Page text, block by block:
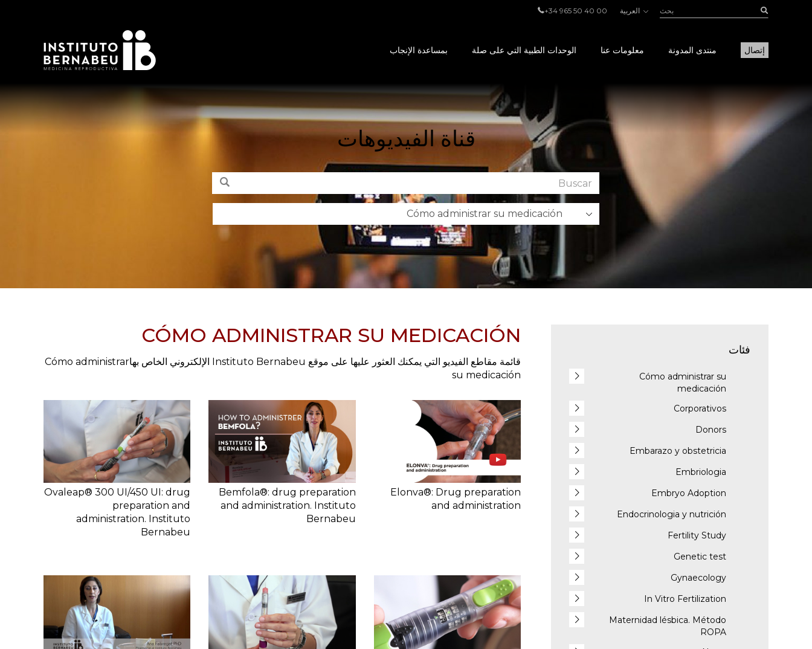
+34 965 50 40 00
بمساعدة الإنجاب الوحدات الطبية التي على صلة معلومات عنا منتدى المدونة إتصال
قناة الفيديوهات
en
el
foro:
Buscar
CÓMO ADMINISTRAR SU MEDICACIÓN
قائمة مقاطع الفيديو التي يمكنك العثور عليها على موقع Instituto Bernabeu الإلكتروني الخاص بهاCómo administrar
su medicación
Elonva®: Drug preparation
and administration
Bemfola®: drug preparation
and administration. Instituto
Bernabeu
Ovaleap® 300 UI/450 UI: drug
preparation and
administration. Instituto
Bernabeu
فئات
Cómo administrar su
medicación
Corporativos
Donors
Embarazo y obstetricia
Embriologia
Embryo Adoption
Endocrinologia y nutrición
Fertility Study
Genetic test
Gynaecology
In Vitro Fertilization
Maternidad lésbica. Método
ROPA